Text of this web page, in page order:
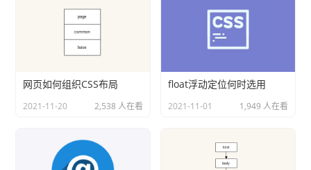
网页如何组织CSS布局
2021-11-20 2,538 人在看
float浮动定位何时选用
2021-11-01 1,949 人在看